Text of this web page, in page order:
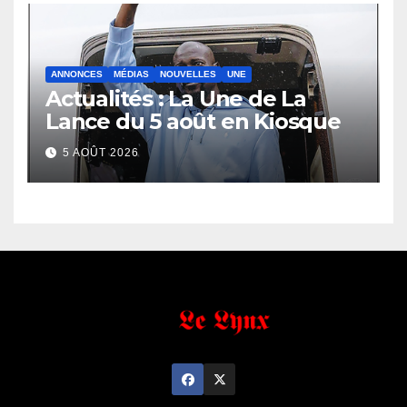
ANNONCES MÉDIAS NOUVELLES UNE
Actualités : La Une de La
Lance du 5 août en Kiosque
5 AOÛT 2026